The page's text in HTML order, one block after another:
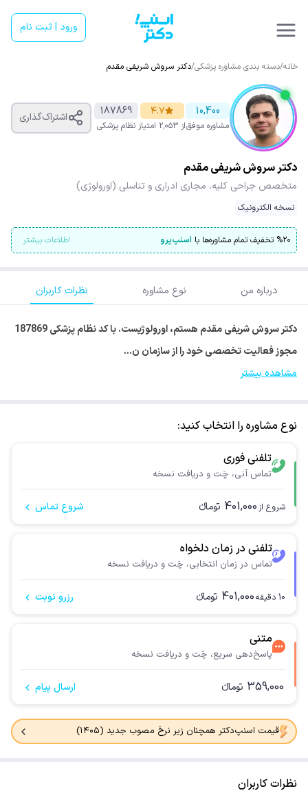
ورود | ثبت نام
خانه/دسته بندی مشاوره پزشکی/دکتر سروش شریفی مقدم
10,400
مشاوره موفق
۴.۷
از ۲٬۰۵۳ امتیاز
187869
نظام پزشکی
اشتراک‌گذاری
دکتر سروش شریفی مقدم
متخصص جراحی کلیه، مجاری ادراری و تناسلی (اورولوژی)
نسخه الکترونیک
%۲۰ تخفیف تمام مشاوره‌ها با اسنپ‌پرو اطلاعات بیشتر
درباره من نوع مشاوره نظرات کاربران
دکتر سروش شریفی مقدم هستم، اورولوژیست. با کد نظام پزشکی 187869
مجوز فعالیت تخصصی خود را از سازمان ن…
مشاهده بیشتر
نوع مشاوره را انتخاب کنید:
تلفنی فوری
تماس آنی، چَت و دریافت نسخه
شروع از 401,000 تومانء شروع تماس
تلفنی در زمان دلخواه
تماس در زمان انتخابی، چَت و دریافت نسخه
10 دقیقه401,000 تومانء رزرو نوبت
متنی
پاسخ‌دهی سریع، چَت و دریافت نسخه
359,000 تومانء ارسال پیام
قیمت اسنپ‌دکتر همچنان زیر نرخ مصوب جدید (۱۴۰۵)
نظرات کاربران